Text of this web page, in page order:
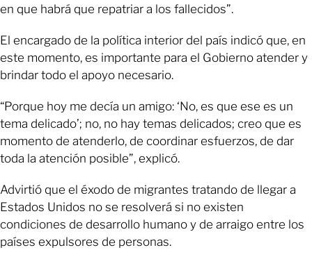
en que habrá que repatriar a los fallecidos”.
El encargado de la política interior del país indicó que, en
este momento, es importante para el Gobierno atender y
brindar todo el apoyo necesario.
“Porque hoy me decía un amigo: ‘No, es que ese es un
tema delicado’; no, no hay temas delicados; creo que es
momento de atenderlo, de coordinar esfuerzos, de dar
toda la atención posible”, explicó.
Advirtió que el éxodo de migrantes tratando de llegar a
Estados Unidos no se resolverá si no existen
condiciones de desarrollo humano y de arraigo entre los
países expulsores de personas.